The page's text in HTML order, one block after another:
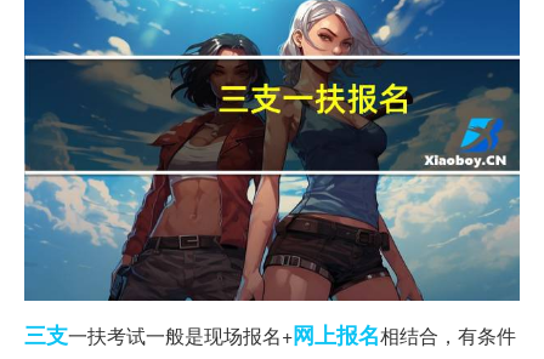
三支一扶考试一般是现场报名+网上报名相结合，有条件